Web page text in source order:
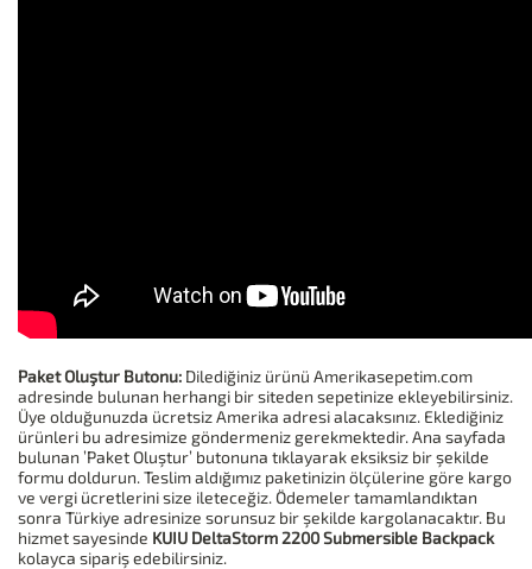
Paket Oluştur Butonu: Dilediğiniz ürünü Amerikasepetim.com
adresinde bulunan herhangi bir siteden sepetinize ekleyebilirsiniz.
Üye olduğunuzda ücretsiz Amerika adresi alacaksınız. Eklediğiniz
ürünleri bu adresimize göndermeniz gerekmektedir. Ana sayfada
bulunan ’Paket Oluştur’ butonuna tıklayarak eksiksiz bir şekilde
formu doldurun. Teslim aldığımız paketinizin ölçülerine göre kargo
ve vergi ücretlerini size ileteceğiz. Ödemeler tamamlandıktan
sonra Türkiye adresinize sorunsuz bir şekilde kargolanacaktır. Bu
hizmet sayesinde KUIU DeltaStorm 2200 Submersible Backpack
kolayca sipariş edebilirsiniz.